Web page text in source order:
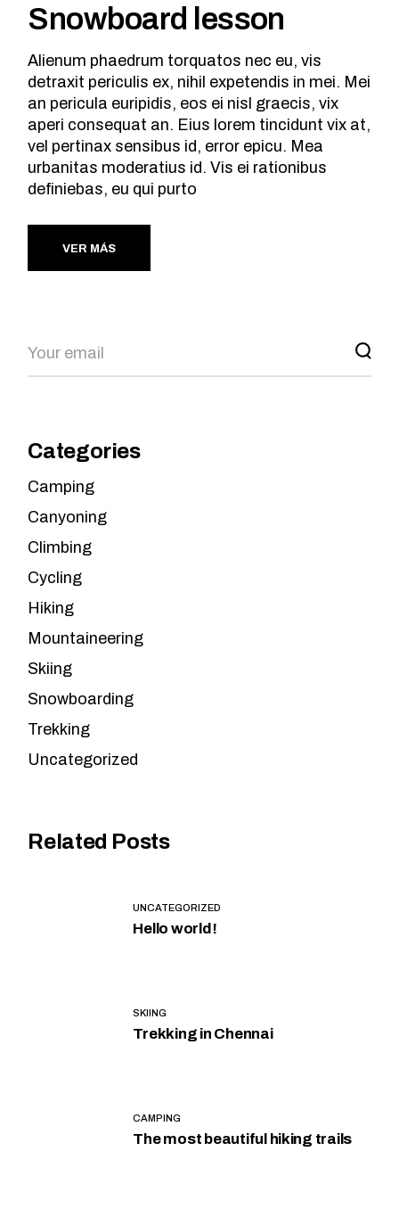
Snowboard lesson
Alienum phaedrum torquatos nec eu, vis
detraxit periculis ex, nihil expetendis in mei. Mei
an pericula euripidis, eos ei nisl graecis, vix
aperi consequat an. Eius lorem tincidunt vix at,
vel pertinax sensibus id, error epicu. Mea
urbanitas moderatius id. Vis ei rationibus
definiebas, eu qui purto
VER MÁS
Search
Categories
Camping
Canyoning
Climbing
Cycling
Hiking
Mountaineering
Skiing
Snowboarding
Trekking
Uncategorized
Related Posts
UNCATEGORIZED
Hello world!
SKIING
Trekking in Chennai
CAMPING
The most beautiful hiking trails